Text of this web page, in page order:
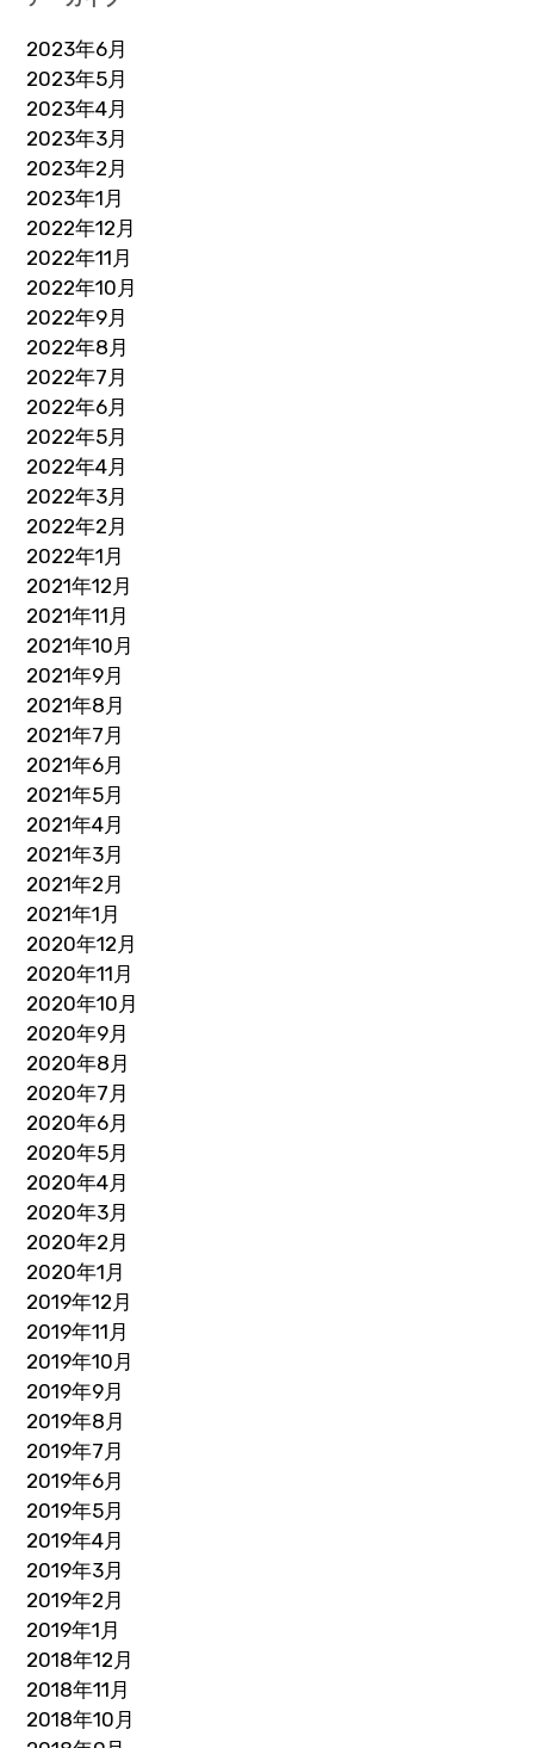
2023年6月
2023年5月
2023年4月
2023年3月
2023年2月
2023年1月
2022年12月
2022年11月
2022年10月
2022年9月
2022年8月
2022年7月
2022年6月
2022年5月
2022年4月
2022年3月
2022年2月
2022年1月
2021年12月
2021年11月
2021年10月
2021年9月
2021年8月
2021年7月
2021年6月
2021年5月
2021年4月
2021年3月
2021年2月
2021年1月
2020年12月
2020年11月
2020年10月
2020年9月
2020年8月
2020年7月
2020年6月
2020年5月
2020年4月
2020年3月
2020年2月
2020年1月
2019年12月
2019年11月
2019年10月
2019年9月
2019年8月
2019年7月
2019年6月
2019年5月
2019年4月
2019年3月
2019年2月
2019年1月
2018年12月
2018年11月
2018年10月